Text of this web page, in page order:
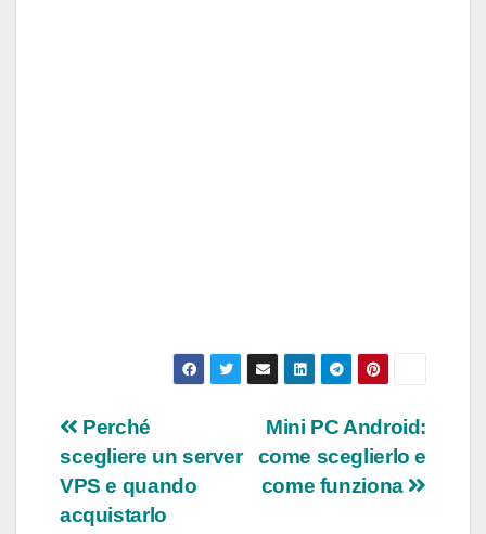
Navigazione
articoli
Mini PC Android:
come sceglierlo e
come funziona
Perché
scegliere un server
VPS e quando
acquistarlo